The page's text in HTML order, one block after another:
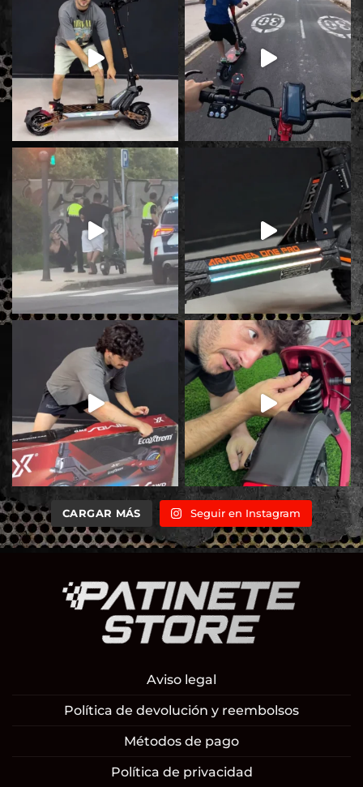
CARGAR MÁS Seguir en Instagram
Aviso legal
Política de devolución y reembolsos
Métodos de pago
Política de privacidad